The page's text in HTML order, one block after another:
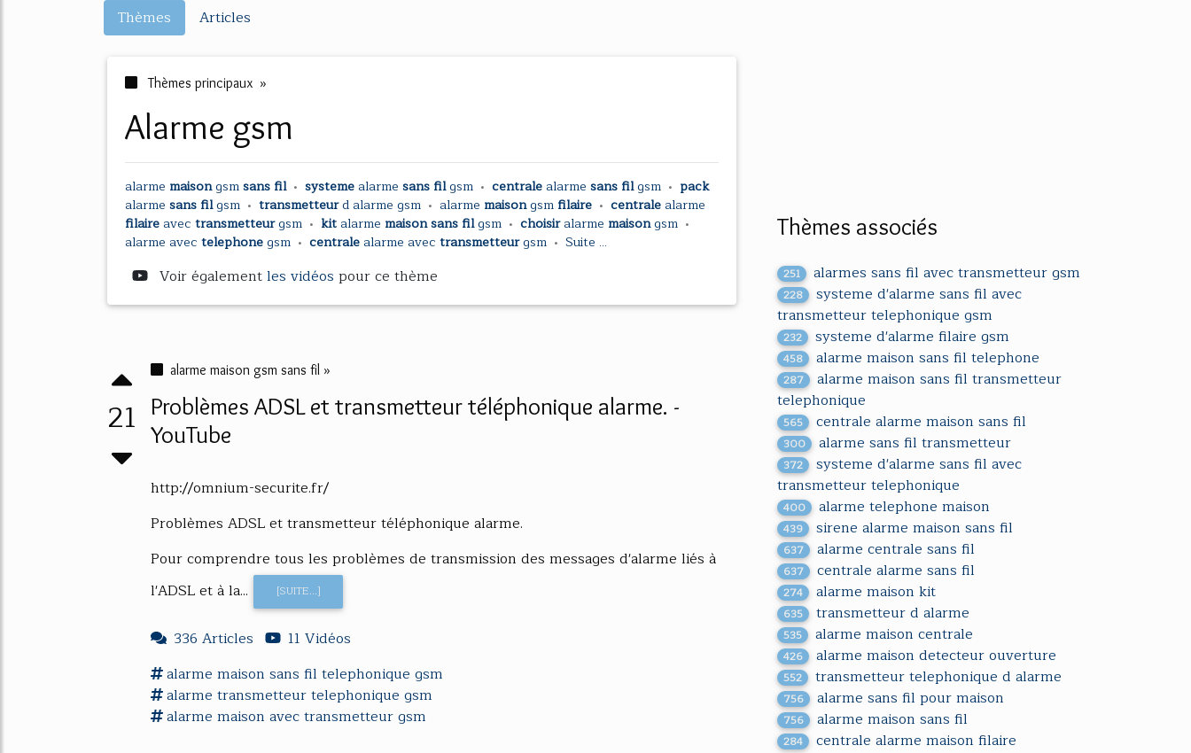
Thèmes Articles
Thèmes principaux »
alarme gsm
alarme maisongsmsans fil • systeme alarme sans filgsm • centrale alarme sans filgsm • pack
alarme sans filgsm • transmetteurd alarme gsm • alarme maisongsm filaire • centrale alarme
filaire avec transmetteurgsm • kit alarme maison sans filgsm • choisiralarme maisongsm •
alarme avec telephonegsm • centrale alarme avec transmetteurgsm • Suite ...
Voir égalementles vidéos pour ce thème
21
alarme maison gsm sans fil »
Problèmes ADSL et transmetteur téléphonique alarme. -
YouTube
http://omnium-securite.fr/
Problèmes ADSL et transmetteur téléphonique alarme.
Pour comprendre tous les problèmes de transmission des messages d'alarme liés à
l'ADSL et à la...
[SUITE...]
336 Articles
11 Vidéos
alarme maison sans fil telephonique gsm
alarme transmetteur telephonique gsm
alarme maison avectransmetteurgsm
Thèmes associés
251 alarmes sans fil avec transmetteur gsm
228
systeme d'alarme sans fil avec
transmetteur telephonique gsm
232 systeme d'alarme filaire gsm
458 alarme maison sans fil telephone
287
alarme maison sans fil transmetteur
telephonique
565 centrale alarme maison sans fil
300 alarme sans fil transmetteur
372
systeme d'alarme sans fil avec
transmetteur telephonique
400 alarme telephone maison
439 sirene alarme maison sans fil
637 alarme centrale sans fil
637 centrale alarme sans fil
274 alarme maison kit
635 transmetteur d alarme
535 alarme maison centrale
426 alarme maison detecteur ouverture
552 transmetteur telephonique d alarme
756 alarme sans fil pour maison
756 alarme maison sans fil
284 centrale alarme maison filaire